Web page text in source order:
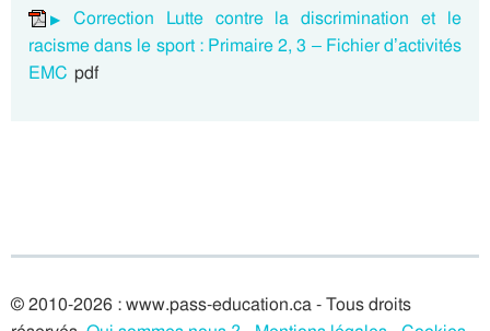
Correction Lutte contre la discrimination et le
racisme dans le sport : Primaire 2, 3 – Fichier d’activités
EMC pdf
© 2010-2026 : www.pass-education.ca - Tous droits